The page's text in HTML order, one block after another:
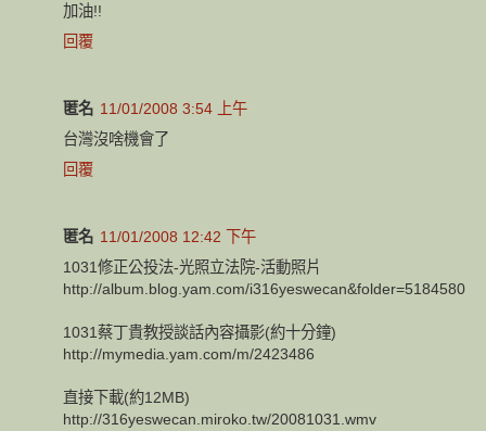
加油!!
回覆
匿名 11/01/2008 3:54 上午
台灣沒啥機會了
回覆
匿名 11/01/2008 12:42 下午
1031修正公投法-光照立法院-活動照片
http://album.blog.yam.com/i316yeswecan&folder=5184580
1031蔡丁貴教授談話內容攝影(約十分鐘)
http://mymedia.yam.com/m/2423486
直接下載(約12MB)
http://316yeswecan.miroko.tw/20081031.wmv